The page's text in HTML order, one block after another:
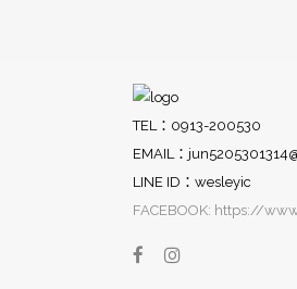
TEL：0913-200530
EMAIL：
LINE ID：wesleyic
FACEBOOK: https://